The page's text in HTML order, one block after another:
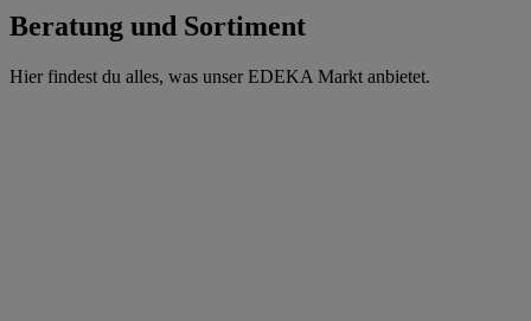
Beratung und Sortiment
Hier findest du alles, was unser EDEKA Markt anbietet.